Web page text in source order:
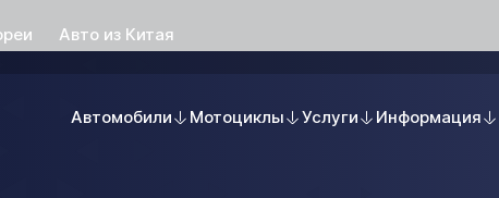
Авто из Китая
Автомобили Мотоциклы Услуги Информация